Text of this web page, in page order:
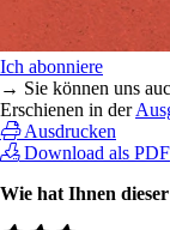
Ich abonniere
→ Sie können uns
Erschienen in der
Ausdrucken
Download als PDF
Wie hat Ihnen